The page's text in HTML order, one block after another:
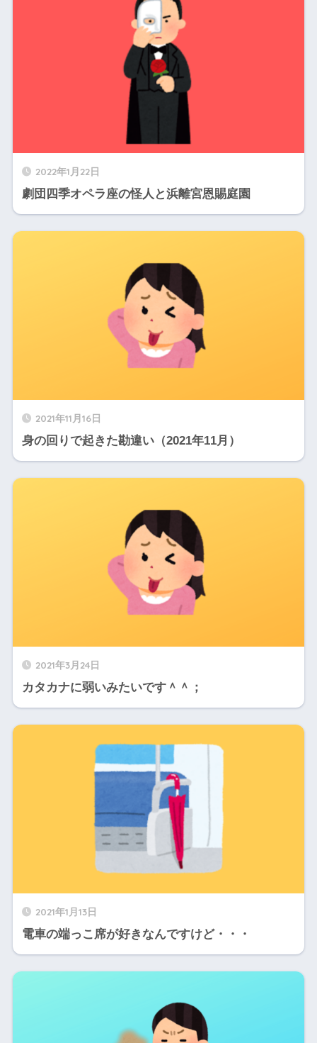
2022年1月22日
劇団四季オペラ座の怪人と浜離宮恩賜庭園
2021年11月16日
身の回りで起きた勘違い（2021年11月）
2021年3月24日
カタカナに弱いみたいです＾＾；
2021年1月13日
電車の端っこ席が好きなんですけど・・・